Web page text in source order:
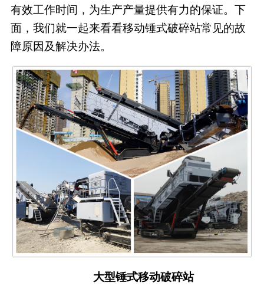
有效工作时间，为生产产量提供有力的保证。下
面，我们就一起来看看移动锤式破碎站常见的故
障原因及解决办法。
大型锤式移动破碎站